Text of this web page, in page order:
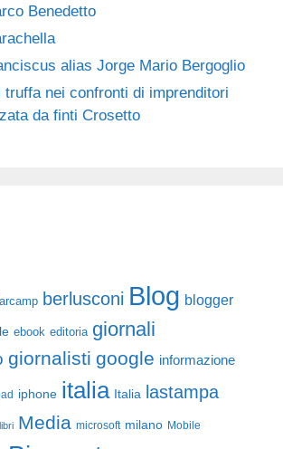
Benedetto
alias Jorge Mario Bergoglio
truffa nei confronti di imprenditori
da finti Crosetto
berlusconi Blog blogger
ebook editoria giornali
giornalisti google informazione
iphone italia Italia lastampa
libri Media microsoft milano Mobile